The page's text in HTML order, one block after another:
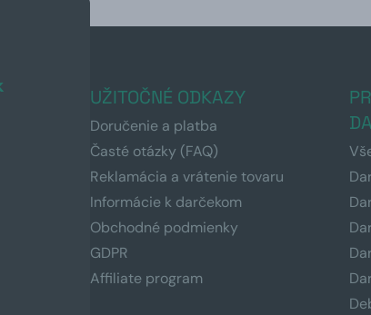
UŽITOČNÉ ODKAZY
Doručenie a platba
Časté otázky (FAQ)
Reklamácia a vrátenie tovaru
Informácie k darčekom
Obchodné podmienky
GDPR
Affiliate program